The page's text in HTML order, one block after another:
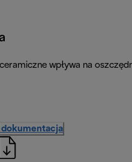
wpływa na
dokumentacja